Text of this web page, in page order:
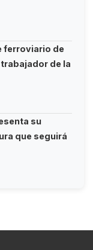
ferroviario de
de la
su
que seguirá